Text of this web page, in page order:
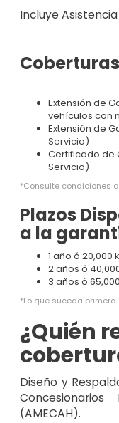
Incluye
Extensión de
vehículos con
Extensión de
Servicio)
Certificado de
Servicio)
*Consulte condiciones
Plazos
a la
1 año ó 20,000
2 años ó
3 años ó
*Lo que suceda primero.
¿Quién
Diseño y
(AMECAH).